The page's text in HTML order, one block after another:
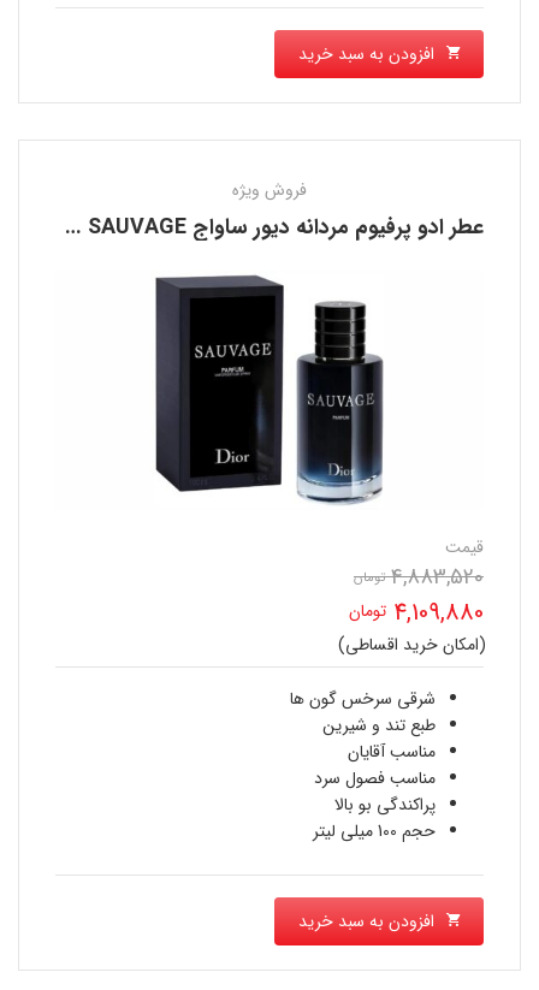
افزودن به سبد خرید
فروش ویژه
عطر ادو پرفیوم مردانه دیور ساواج DIOR SAUVAGE
قیمت
4,883,520 تومان
اصلی
4,883,520 تومان
بود.
4,109,880 تومان
قیمت
فعلی
4,109,880 تومان
است.
(امکان خرید اقساطی)
شرقی سرخس گون ها
طبع تند و شیرین
مناسب آقایان
مناسب فصول سرد
پراکندگی بو بالا
حجم 100 میلی لیتر
افزودن به سبد خرید